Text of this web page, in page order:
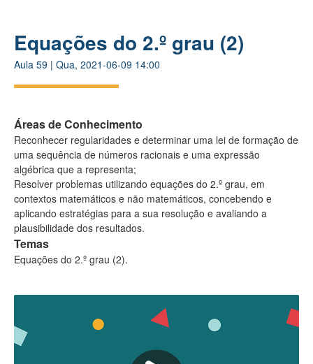
Equações do 2.º grau (2)
Aula 59 | Qua, 2021-06-09 14:00
Áreas de Conhecimento
Reconhecer regularidades e determinar uma lei de formação de
uma sequência de números racionais e uma expressão
algébrica que a representa;
Resolver problemas utilizando equações do 2.º grau, em
contextos matemáticos e não matemáticos, concebendo e
aplicando estratégias para a sua resolução e avaliando a
plausibilidade dos resultados.
Temas
Equações do 2.º grau (2).